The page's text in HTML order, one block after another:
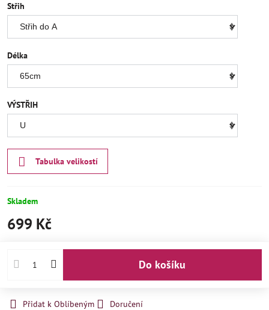
Střih
Délka
VÝSTŘIH
Tabulka velikostí
Skladem
699 Kč
Do košíku
Přidat k Oblíbeným
Doručení